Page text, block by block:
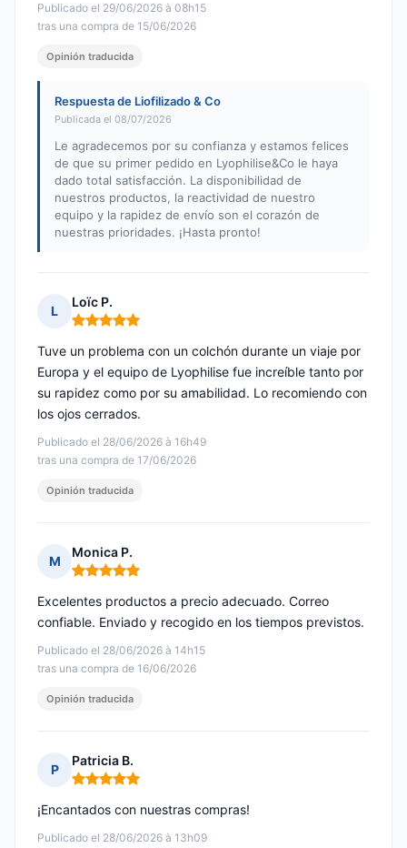
Publicado el 29/06/2026 à 08h15
tras una compra de 15/06/2026
Opinión traducida
Respuesta de Liofilizado & Co
Publicada el 08/07/2026
Le agradecemos por su confianza y estamos felices
de que su primer pedido en Lyophilise&Co le haya
dado total satisfacción. La disponibilidad de
nuestros productos, la reactividad de nuestro
equipo y la rapidez de envío son el corazón de
nuestras prioridades. ¡Hasta pronto!
L
Loïc P.
Nota: 5 de 5
Publicado el 28/06/2026 à 16h49
tras una compra de 17/06/2026
Tuve un problema con un colchón durante un viaje por
Europa y el equipo de Lyophilise fue increíble tanto por
su rapidez como por su amabilidad. Lo recomiendo con
los ojos cerrados.
Opinión traducida
M
Monica P.
Nota: 5 de 5
Publicado el 28/06/2026 à 14h15
tras una compra de 16/06/2026
Excelentes productos a precio adecuado. Correo
confiable. Enviado y recogido en los tiempos previstos.
Opinión traducida
P
Patricia B.
Nota: 5 de 5
Publicado el 28/06/2026 à 13h09
¡Encantados con nuestras compras!